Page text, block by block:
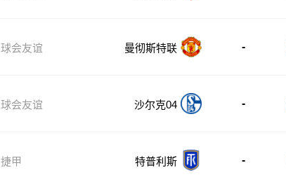
球会友谊 曼彻斯特联 -
球会友谊 沙尔克04 -
捷甲 特普利斯 -